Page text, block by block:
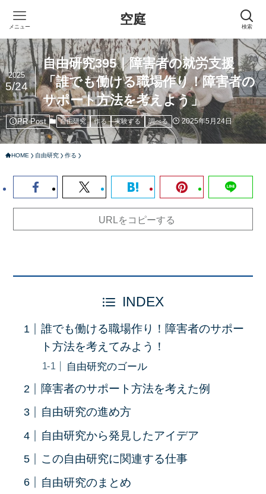
空庭 検索
メニュー
自由研究395｜障害者の就労支援
「誰でも働ける職場作り！障害者の
サポート方法を考えよう」
2025
5/24
PR Post 自由研究 作る 実験する 調べる 2025年5月24日
HOME 自由研究 作る
URLをコピーする
INDEX
誰でも働ける職場作り！障害者のサポー
ト方法を考えてみよう！
自由研究のゴール
障害者のサポート方法を考えた例
自由研究の進め方
自由研究から発見したアイデア
この自由研究に関連する仕事
自由研究のまとめ